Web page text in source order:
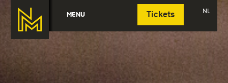
MENU Tickets NL
Deutsch